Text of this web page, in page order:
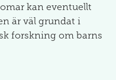
kan eventuellt
är väl grundat i
forskning om barns